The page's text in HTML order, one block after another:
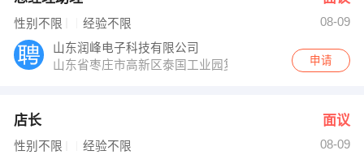
性别不限 经验不限
08-09
山东润峰电子科技有限公司
山东省枣庄市高新区泰国工业园复元四路
申请
店长 面议
性别不限 经验不限
08-09